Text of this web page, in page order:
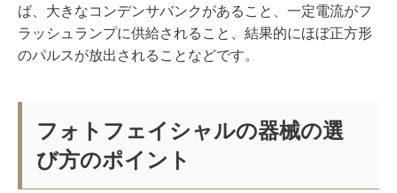
ば、大きなコンデンサバンクがあること、一定電流がフ
ラッシュランプに供給されること、結果的にほぼ正方形
のパルスが放出されることなどです。
フォトフェイシャルの器械の選
び方のポイント